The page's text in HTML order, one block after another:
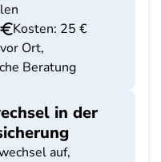
Kosten: 25 €
Ort,
Beratung
in der
auf,